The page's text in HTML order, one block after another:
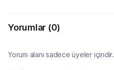
Yorumlar (0)
Yorum alanı sadece üyeler içindir.